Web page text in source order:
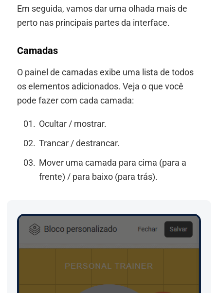
Em seguida, vamos dar uma olhada mais de
perto nas principais partes da interface.
Camadas
O painel de camadas exibe uma lista de todos
os elementos adicionados. Veja o que você
pode fazer com cada camada:
Ocultar / mostrar.
Trancar / destrancar.
Mover uma camada para cima (para a
frente) / para baixo (para trás).